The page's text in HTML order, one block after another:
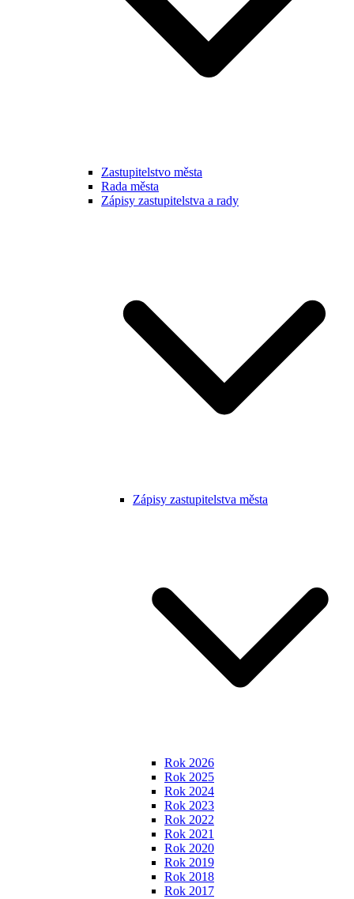
Zastupitelstvo města
Rada města
Zápisy zastupitelstva a rady
Zápisy zastupitelstva města
Rok 2026
Rok 2025
Rok 2024
Rok 2023
Rok 2022
Rok 2021
Rok 2020
Rok 2019
Rok 2018
Rok 2017